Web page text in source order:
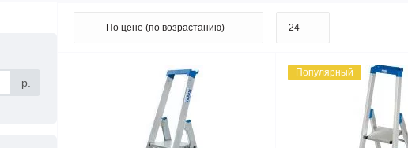
р.
Популярный